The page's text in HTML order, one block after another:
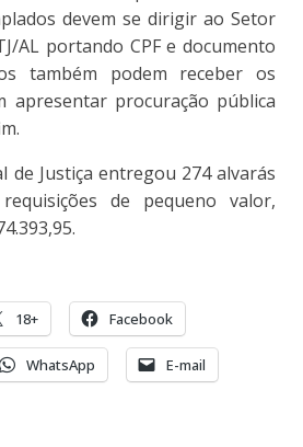
devem se dirigir ao Setor
AL portando CPF e documento
também podem receber os
apresentar procuração pública
de Justiça entregou 274 alvarás
de pequeno valor,
18+ Facebook
WhatsApp E-mail